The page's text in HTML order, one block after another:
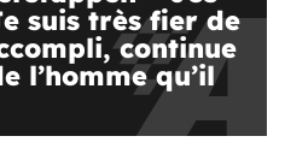
suis très fier de
continue
l’homme qu’il